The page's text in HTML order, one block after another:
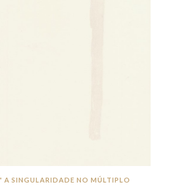
A SINGULARIDADE NO MÚLTIPLO